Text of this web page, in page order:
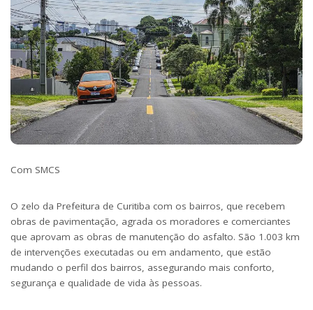
Com SMCS
O zelo da Prefeitura de Curitiba com os bairros, que recebem
obras de pavimentação, agrada os moradores e comerciantes
que aprovam as obras de manutenção do asfalto. São 1.003 km
de intervenções executadas ou em andamento, que estão
mudando o perfil dos bairros, assegurando mais conforto,
segurança e qualidade de vida às pessoas.